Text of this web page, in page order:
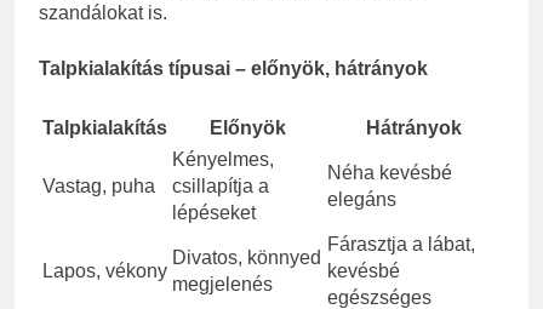
szandálokat is.
Talpkialakítás típusai – előnyök, hátrányok
Talpkialakítás Előnyök Hátrányok
Vastag, puha
Kényelmes,
csillapítja a
lépéseket
Néha kevésbé
elegáns
Lapos, vékony
Divatos, könnyed
megjelenés
Fárasztja a lábat,
kevésbé
egészséges